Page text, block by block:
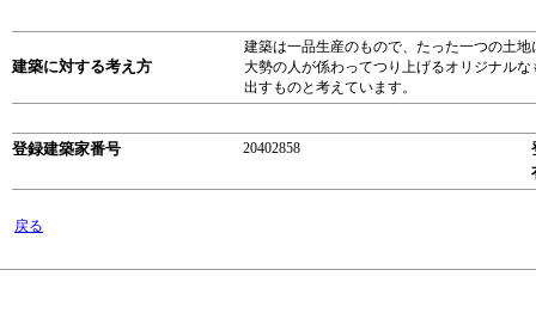
建築に対する考え方
建築は一品生産のもので、たった一つの土
大勢の人が係わってつり上げるオリジナル
出すものと考えています。
登録建築家番号 20402858
戻る